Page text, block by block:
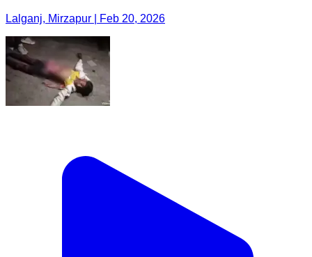
Lalganj, Mirzapur | Feb 20, 2026